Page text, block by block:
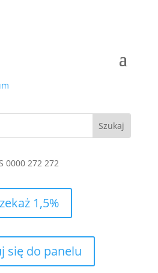
0000 272 272
1,5%
się do panelu